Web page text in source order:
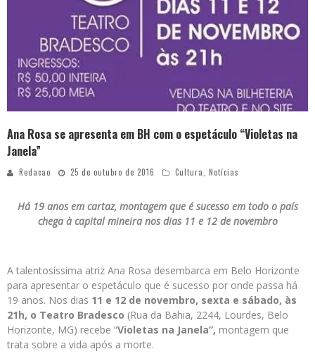
Ana Rosa se apresenta em BH com o espetáculo “Violetas na
Janela”
Redacao 25 de outubro de 2016 Cultura Notícias
Há 19 anos em cartaz, montagem que é sucesso em todo o país
chega à capital mineira nos dias 11 e 12 de novembro
A talentosíssima atriz Ana Rosa desembarca em Belo Horizonte
para apresentar o espetáculo que é sucesso por onde passa há
19 anos. Nos dias 11 e 12 de novembro, sexta e sábado, às
21h, o Teatro Bradesco (Rua da Bahia, 2244, Lourdes, Belo
Horizonte, MG) recebe “Violetas na Janela”, montagem que
trata sobre a vida após a morte.